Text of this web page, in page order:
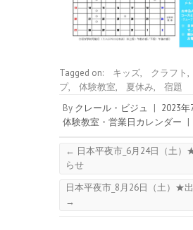
Tagged on: キッズ, クラフト,
プ, 体験教室, 夏休み,
宿題
By クレール・ビジュ | 2023年
体験教室・営業日カレンダー |
← 日本平夜市_6月24日（土
らせ
日本平夜市_8月26日（土）★
→